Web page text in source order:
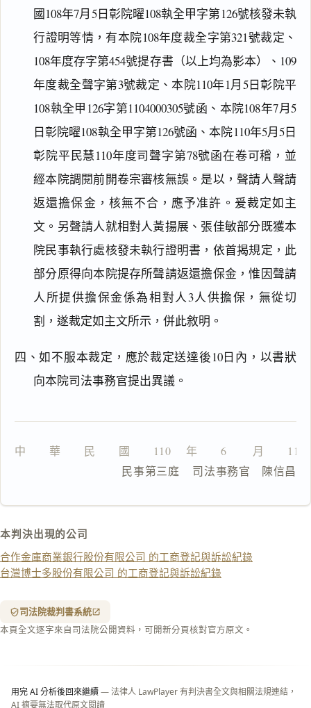
國108年7月5日彰院曜108執全甲字第126號核發未執
行證明等情，有本院108年度裁全字第321號裁定、
108年度存字第454號提存書（以上均為影本）、109
年度裁全聲字第3號裁定、本院110年1月5日彰院平
108執全甲126字第1104000305號函、本院108年7月5
日彰院曜108執全甲字第126號函、本院110年5月5日
彰院平民慧110年度司聲字第78號函在卷可稽，並
經本院調閱前開卷宗審核無誤。是以，聲請人聲請
返還擔保金，核無不合，應予准許。爰裁定如主
文。另聲請人就相對人黃揚展、張佳敏部分既獲本
院民事執行處核發未執行證明書，依首揭規定，此
部分原得向本院提存所聲請返還擔保金，惟因聲請
人所提供擔保金係為相對人3人供擔保，無從切
割，遂裁定如主文所示，併此敘明。
四、如不服本裁定，應於裁定送達後10日內，以書狀
向本院司法事務官提出異議。
中　　華　　民　　國　　110 　年　　6 　　月　　11
                  民事第三庭    司法事務官　陳信昌
本判決出現的公司
合作金庫商業銀行股份有限公司 的工商登記與訴訟紀錄
台灣博士多股份有限公司 的工商登記與訴訟紀錄
司法院裁判書系統
本頁全文逐字來自司法院公開資料，可開新分頁核對官方原文。
用完 AI 分析後回來繼續— 法律人 LawPlayer 有判決書全文與相關法規連結，
AI 摘要無法取代原文閱讀
文
理
由
製
複製給 AI
去換行複製
匯出 PDF
精美列印